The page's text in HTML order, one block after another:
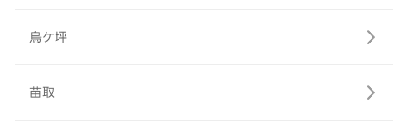
鳥ケ坪
苗取